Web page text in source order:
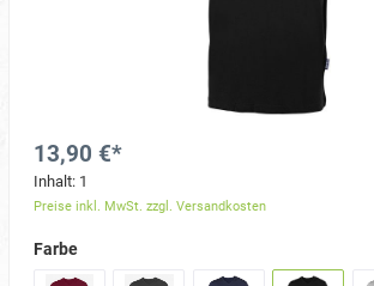
13,90 €*
Inhalt: 1
Preise inkl. MwSt. zzgl. Versandkosten
Farbe